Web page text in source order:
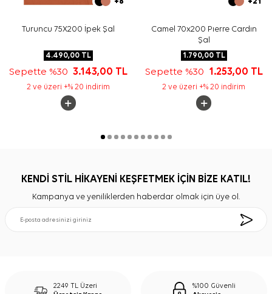
Turuncu 75X200 İpek Şal
4.490,00TL
Sepette %30 3.143,00 TL
2 ve üzeri +% 20 indirim
Camel 70x200 Pıerre Cardın
Şal
1.790,00TL
Sepette %30 1.253,00 TL
2 ve üzeri +% 20 indirim
KENDİ STİL HİKAYENİ KEŞFETMEK İÇİN BİZE KATIL!
Kampanya ve yeniliklerden haberdar olmak için üye ol.
2249 TL Üzeri
%100 Güvenli